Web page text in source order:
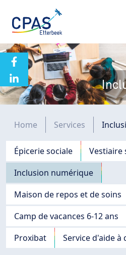
Fil d'Ariane
Home Services
Navigation principale
Épicerie sociale
Vestiaire
Inclusion numérique
Maison de repos et de soins
Camp de vacances 6-12 ans
Proxibat
Service d'aide à